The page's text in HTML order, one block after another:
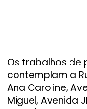
Os trabalhos de
contemplam a
Ana Caroline,
Miguel, Avenida